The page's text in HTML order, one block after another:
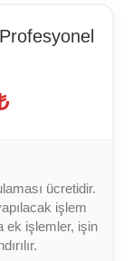
ücretidir.
işlem
ek işlemler, işin